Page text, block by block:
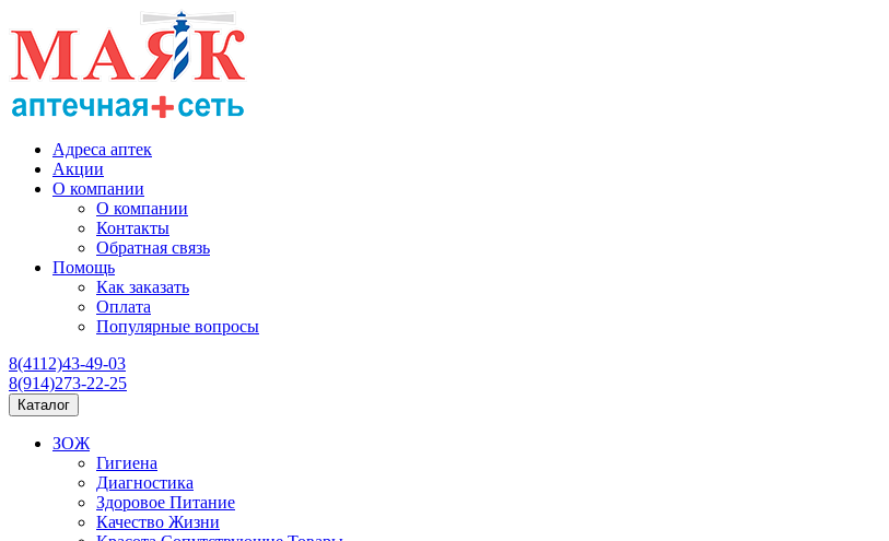
Адреса аптек
Акции
О компании
О компании
Контакты
Обратная связь
Помощь
Как заказать
Оплата
Популярные вопросы
8(4112)43-49-03
8(914)273-22-25
Каталог
ЗОЖ
Гигиена
Диагностика
Здоровое Питание
Качество Жизни